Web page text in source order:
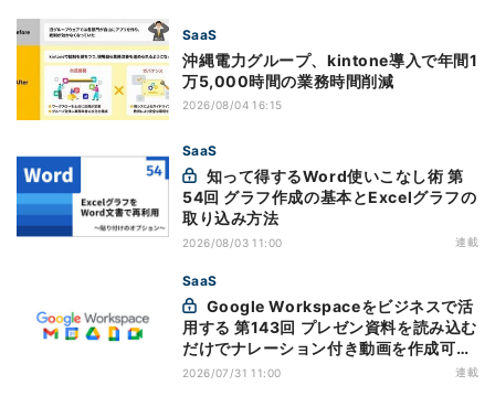
SaaS
沖縄電力グループ、kintone導入で年間1
万5,000時間の業務時間削減
2026/08/04 16:15
SaaS
54回 グラフ作成の基本とExcelグラフの
取り込み方法
2026/08/03 11:00 連載
SaaS
用する 第143回 プレゼン資料を読み込む
だけでナレーション付き動画を作成可能
になった「Google Vids」
2026/07/31 11:00 連載